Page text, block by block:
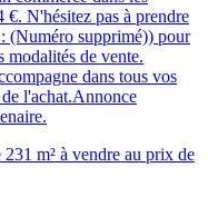
N'hésitez pas à prendre
(Numéro supprimé)) pour
modalités de vente.
dans tous vos
l'achat.Annonce